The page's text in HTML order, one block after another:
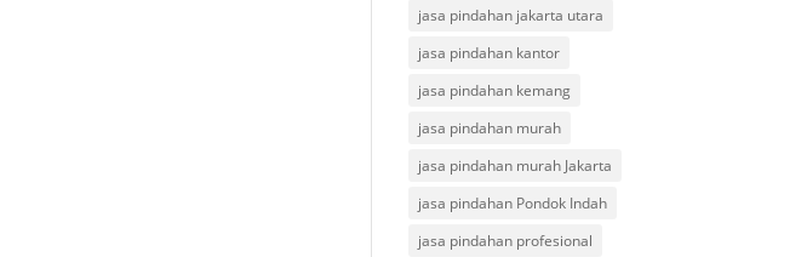
jasa pindahan jakarta utara
jasa pindahan kantor
jasa pindahan kemang
jasa pindahan murah
jasa pindahan murah Jakarta
jasa pindahan Pondok Indah
jasa pindahan profesional